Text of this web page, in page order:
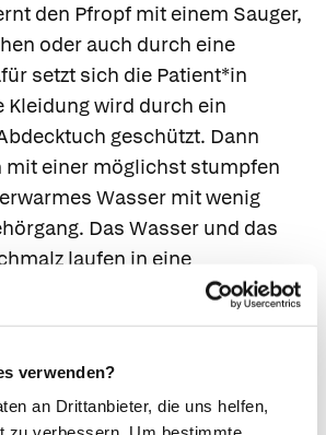
verwenden?
an Drittanbieter, die uns helfen,
den Pfropf mit einem Sauger,
oder auch durch eine
setzt sich die Patient*in
Kleidung wird durch ein
geschützt. Dann
mit einer möglichst stumpfen
Wasser mit wenig
Das Wasser und das
laufen in eine
die die Patient*in oder eine
das betreffende Ohr hält.
sehr harten
weicht die Ärzt*in vor der